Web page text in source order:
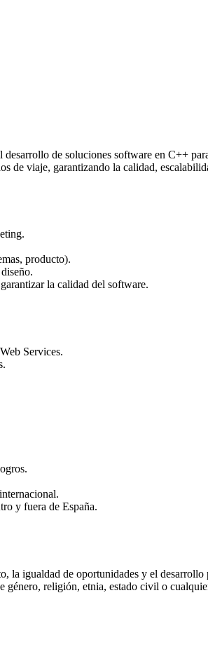
de soluciones software en C++
de viaje, garantizando la calidad,
producto).
la calidad del software.
Services.
y fuera de España.
la igualdad de oportunidades y el
religión, etnia, estado civil o